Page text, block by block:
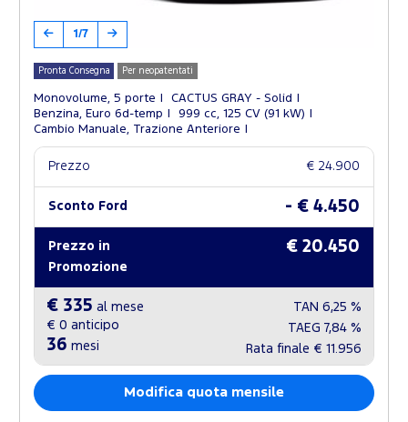
1/7
Pronta Consegna Per neopatentati
Monovolume, 5 porte
CACTUS GRAY - Solid
Benzina, Euro 6d-temp
999 cc, 125 CV (91 kW)
Cambio Manuale, Trazione Anteriore
Prezzo € 24.900
Sconto Ford - € 4.450
Prezzo in
Promozione
€ 20.450
€ 335 al mese
€ 0 anticipo
36 mesi
TAN 6,25 %
TAEG 7,84 %
Rata finale € 11.956
Modifica quota mensile